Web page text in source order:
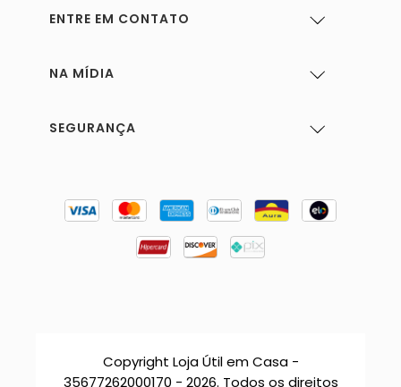
ENTRE EM CONTATO
NA MÍDIA
SEGURANÇA
Copyright Loja Útil em Casa -
35677262000170 - 2026. Todos os direitos